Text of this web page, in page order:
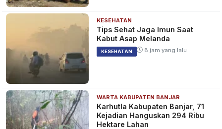
KESEHATAN
Tips Sehat Jaga Imun Saat
Kabut Asap Melanda
KESEHATAN 8 jam yang lalu
WARTA KABUPATEN BANJAR
Karhutla Kabupaten Banjar, 71
Kejadian Hanguskan 294 Ribu
Hektare Lahan